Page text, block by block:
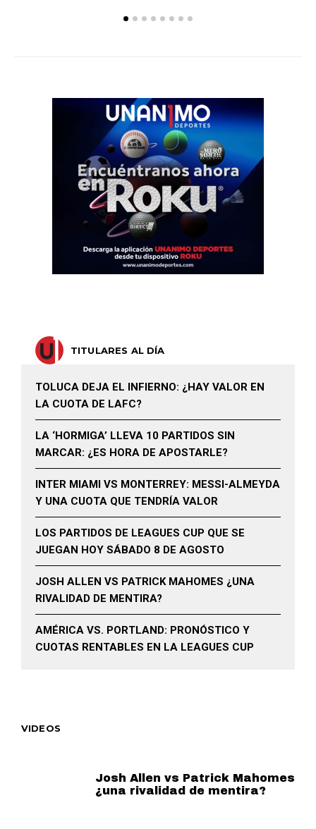
TITULARES AL DÍA
TOLUCA DEJA EL INFIERNO: ¿HAY VALOR EN
LA CUOTA DE LAFC?
LA ‘HORMIGA’ LLEVA 10 PARTIDOS SIN
MARCAR: ¿ES HORA DE APOSTARLE?
INTER MIAMI VS MONTERREY: MESSI-ALMEYDA
Y UNA CUOTA QUE TENDRÍA VALOR
LOS PARTIDOS DE LEAGUES CUP QUE SE
JUEGAN HOY SÁBADO 8 DE AGOSTO
JOSH ALLEN VS PATRICK MAHOMES ¿UNA
RIVALIDAD DE MENTIRA?
AMÉRICA VS. PORTLAND: PRONÓSTICO Y
CUOTAS RENTABLES EN LA LEAGUES CUP
VIDEOS
Josh Allen vs Patrick Mahomes
¿una rivalidad de mentira?